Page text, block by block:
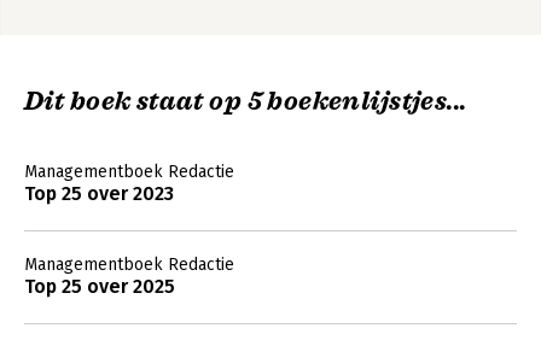
Dit boek staat op 5 boekenlijstjes...
Managementboek Redactie
Top 25 over 2023
Managementboek Redactie
Top 25 over 2025